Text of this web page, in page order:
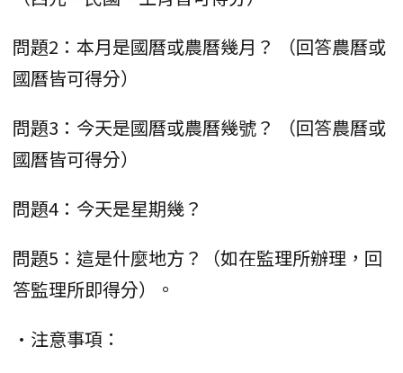
問題2：本月是國曆或農曆幾月？ （回答農曆或
國曆皆可得分）
問題3：今天是國曆或農曆幾號？ （回答農曆或
國曆皆可得分）
問題4：今天是星期幾？
問題5：這是什麼地方？（如在監理所辦理，回
答監理所即得分）。
•注意事項：